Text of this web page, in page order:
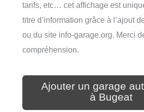
tarifs, etc… cet affichage est
titre d’information grâce à l’ajout
ou du site info-garage.org. Merci
compréhension.
Ajouter un garage
à Bugeat